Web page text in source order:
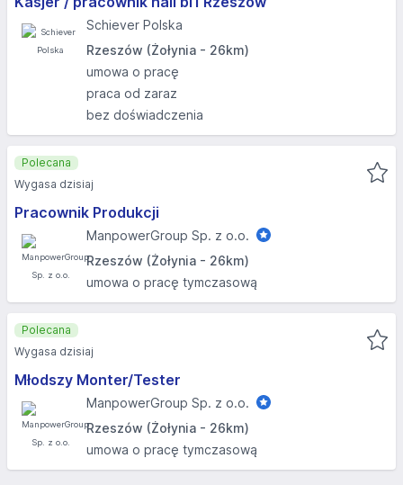
Schiever Polska
Rzeszów (Żołynia - 26km)
umowa o pracę
praca od zaraz
bez doświadczenia
Pracownik Produkcji
ManpowerGroup Sp. z o.o.
Rzeszów (Żołynia - 26km)
umowa o pracę tymczasową
Polecana
Wygasa dzisiaj
Młodszy Monter/Tester
ManpowerGroup Sp. z o.o.
Rzeszów (Żołynia - 26km)
umowa o pracę tymczasową
Polecana
Wygasa dzisiaj